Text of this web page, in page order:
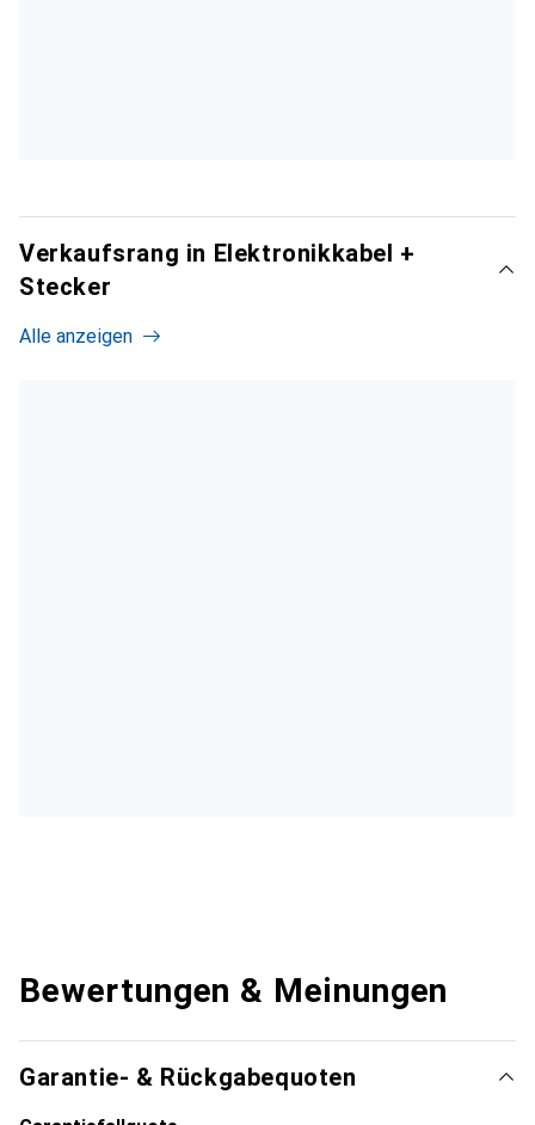
Verkaufsrang in Elektronikkabel +
Stecker
Alle anzeigen
Bewertungen & Meinungen
Garantie- & Rückgabequoten